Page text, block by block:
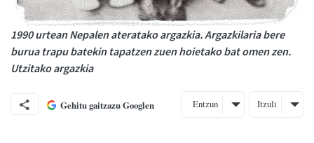
1990 urtean Nepalen ateratako argazkia. Argazkilaria bere
burua trapu batekin tapatzen zuen hoietako bat omen zen.
Utzitako argazkia
Gehitu gaitzazu Googlen Entzun Itzuli